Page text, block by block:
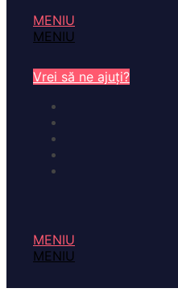
MENIU
MENIU
Vrei să ne ajuți?
MENIU
MENIU